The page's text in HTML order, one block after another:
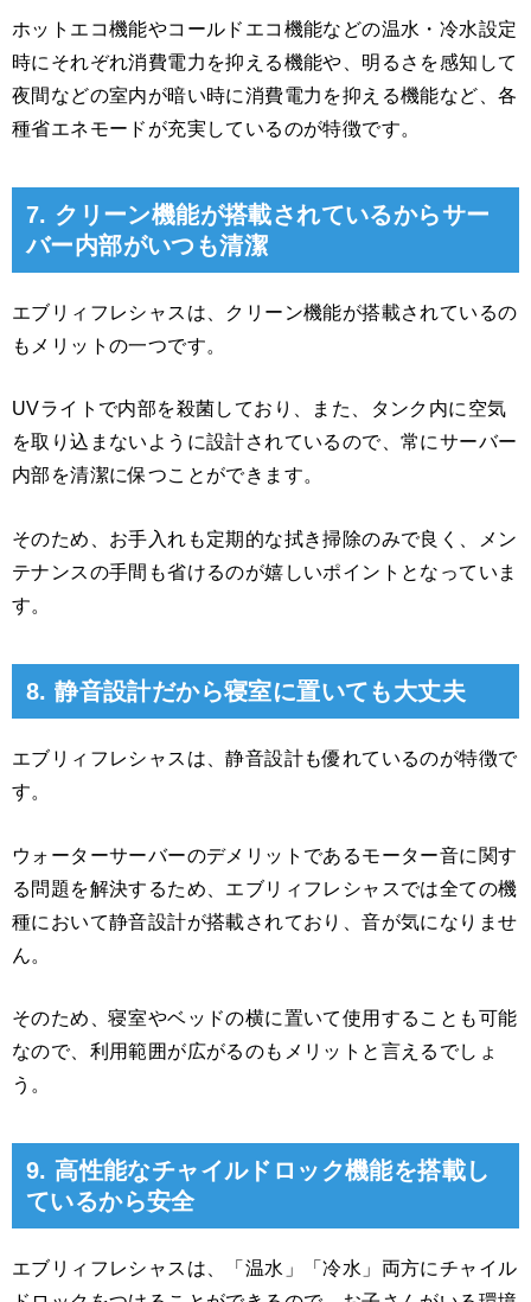
ホットエコ機能やコールドエコ機能などの温水・冷水設定
時にそれぞれ消費電力を抑える機能や、明るさを感知して
夜間などの室内が暗い時に消費電力を抑える機能など、各
種省エネモードが充実しているのが特徴です。
7. クリーン機能が搭載されているからサー
バー内部がいつも清潔
エブリィフレシャスは、クリーン機能が搭載されているの
もメリットの一つです。
UVライトで内部を殺菌しており、また、タンク内に空気
を取り込まないように設計されているので、常にサーバー
内部を清潔に保つことができます。
そのため、お手入れも定期的な拭き掃除のみで良く、メン
テナンスの手間も省けるのが嬉しいポイントとなっていま
す。
8. 静音設計だから寝室に置いても大丈夫
エブリィフレシャスは、静音設計も優れているのが特徴で
す。
ウォーターサーバーのデメリットであるモーター音に関す
る問題を解決するため、エブリィフレシャスでは全ての機
種において静音設計が搭載されており、音が気になりませ
ん。
そのため、寝室やベッドの横に置いて使用することも可能
なので、利用範囲が広がるのもメリットと言えるでしょ
う。
9. 高性能なチャイルドロック機能を搭載し
ているから安全
エブリィフレシャスは、「温水」「冷水」両方にチャイル